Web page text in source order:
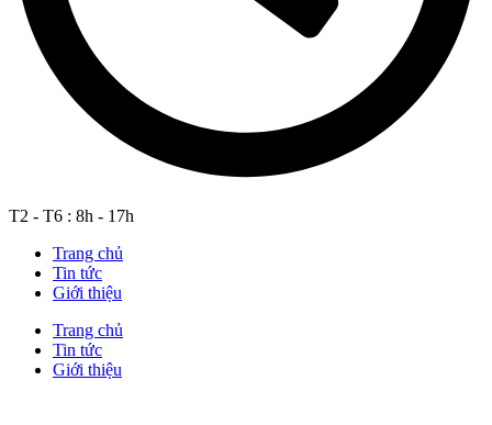
T2 - T6 : 8h - 17h
Trang chủ
Tin tức
Giới thiệu
Trang chủ
Tin tức
Giới thiệu